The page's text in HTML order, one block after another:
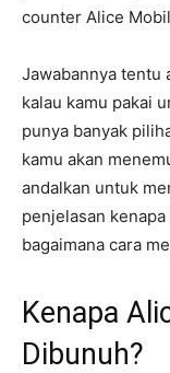
counter Alice
Jawabannya tentu
kalau kamu pakai
punya banyak
kamu akan
andalkan untuk
penjelasan
bagaimana cara
Kenapa
Dibunuh?